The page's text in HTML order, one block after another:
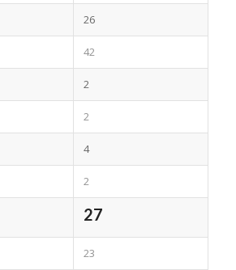
26
42
2
2
4
2
27
23